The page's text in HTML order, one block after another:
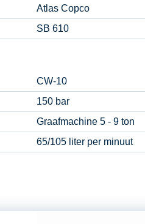
Atlas Copco
SB 610
CW-10
150 bar
Graafmachine 5 - 9 ton
65/105 liter per minuut